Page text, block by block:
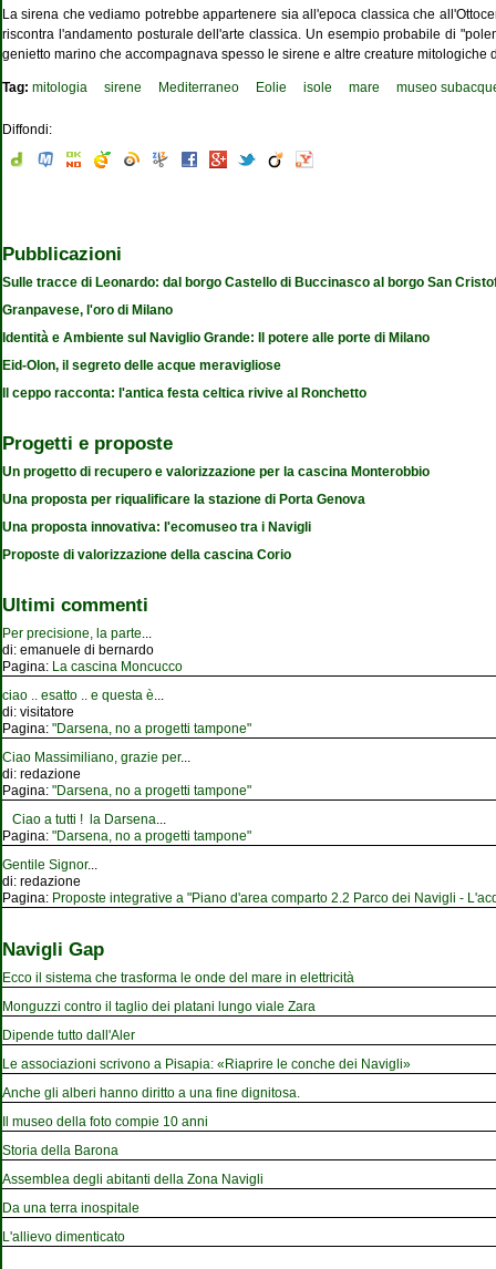
La sirena che vediamo potrebbe appartenere sia all'epoca classica che
riscontra l'andamento posturale dell'arte classica. Un esempio probabile di
genietto marino che accompagnava spesso le sirene e altre creature mitologiche
Tag: mitologia sirene Mediterraneo Eolie isole mare museo
Diffondi:
Pubblicazioni
Sulle tracce di Leonardo: dal borgo Castello di Buccinasco al borgo San
Granpavese, l'oro di Milano
Identità e Ambiente sul Naviglio Grande: Il potere alle porte di Milano
Eid-Olon, il segreto delle acque meravigliose
Il ceppo racconta: l'antica festa celtica rivive al Ronchetto
Progetti e proposte
Un progetto di recupero e valorizzazione per la cascina Monterobbio
Una proposta per riqualificare la stazione di Porta Genova
Una proposta innovativa: l'ecomuseo tra i Navigli
Proposte di valorizzazione della cascina Corio
Ultimi commenti
Per precisione, la parte
di: emanuele di bernardo
Pagina: La cascina Moncucco
ciao .. esatto .. e questa è
di: visitatore
Pagina: "Darsena, no a progetti tampone"
Ciao Massimiliano, grazie per...
di: redazione
Pagina: "Darsena, no a progetti tampone"
Ciao a tutti ! la Darsena
Pagina: "Darsena, no a progetti tampone"
Gentile Signor...
di: redazione
Pagina: Proposte integrative a "Piano d'area comparto 2.2 Parco dei Navigli -
Navigli Gap
Ecco il sistema che trasforma le onde del mare in elettricità
Monguzzi contro il taglio dei platani lungo viale Zara
Dipende tutto dall'Aler
Le associazioni scrivono a Pisapia: «Riaprire le conche dei Navigli»
Anche gli alberi hanno diritto a una fine dignitosa.
Il museo della foto compie 10 anni
Storia della Barona
Assemblea degli abitanti della Zona Navigli
Da una terra inospitale
L'allievo dimenticato